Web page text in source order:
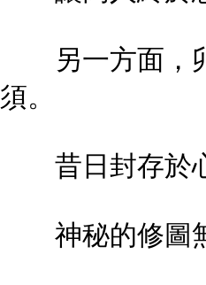
另一方面，卯
須。
昔日封存於心
神秘的修圖無